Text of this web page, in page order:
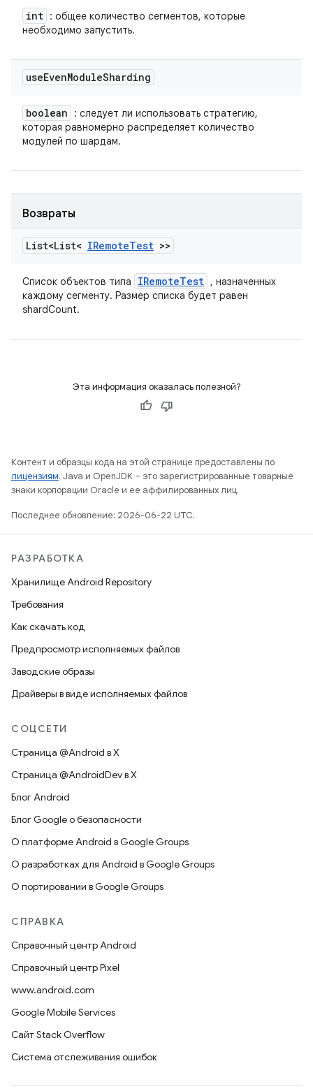
int : общее количество сегментов, которые
необходимо запустить.
useEvenModuleSharding
boolean
: следует ли использовать стратегию,
которая равномерно распределяет количество
модулей по шардам.
Возвраты
List<List< IRemoteTest >>
Список объектов типа IRemoteTest , назначенных
каждому сегменту. Размер списка будет равен
shardCount.
Эта информация оказалась полезной?
Контент и образцы кода на этой странице предоставлены по
лицензиям. Java и OpenJDK – это зарегистрированные товарные
знаки корпорации Oracle и ее аффилированных лиц.
Последнее обновление: 2026-06-22 UTC.
РАЗРАБОТКА
Хранилище Android Repository
Требования
Как скачать код
Предпросмотр исполняемых файлов
Заводские образы
Драйверы в виде исполняемых файлов
СОЦСЕТИ
Страница @Android в X
Страница @AndroidDev в X
Блог Android
Блог Google о безопасности
О платформе Android в Google Groups
О разработках для Android в Google Groups
О портировании в Google Groups
СПРАВКА
Справочный центр Android
Справочный центр Pixel
www.android.com
Google Mobile Services
Сайт Stack Overflow
Система отслеживания ошибок